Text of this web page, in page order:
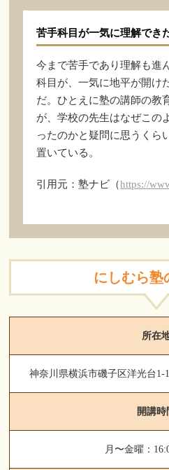
苦手科目が一気に理解でき
今まで苦手であり理解も進
科目が、一気に地平が開け
だ。ひとえに塾の講師の教
が、学校の先生はなぜこの
ったのかと疑問に思うくら
置いている。
引用元：塾ナビ（https://
にしむら塾
所在
神奈川県横浜市磯子区洋光台1-
開講時
月〜金曜：